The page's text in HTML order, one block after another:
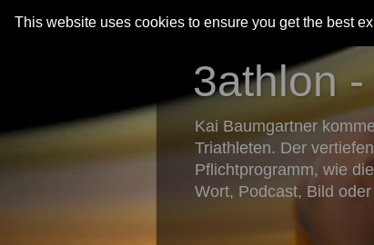
This website uses cookies to ensure you get the best
3athlon
Kai Baumgartner
Triathleten. Der
Pflichtprogramm, wie
Wort, Podcast, Bild